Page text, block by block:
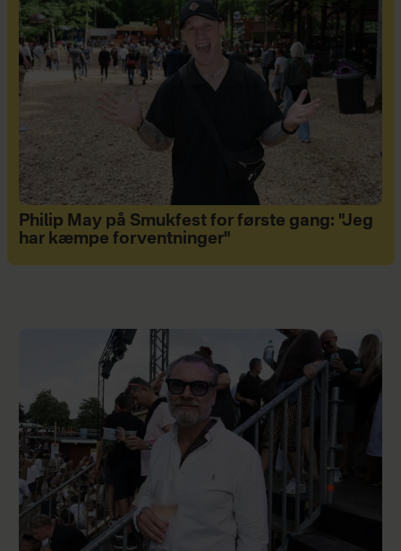
Philip May på Smukfest for første gang: "Jeg
har kæmpe forventninger"